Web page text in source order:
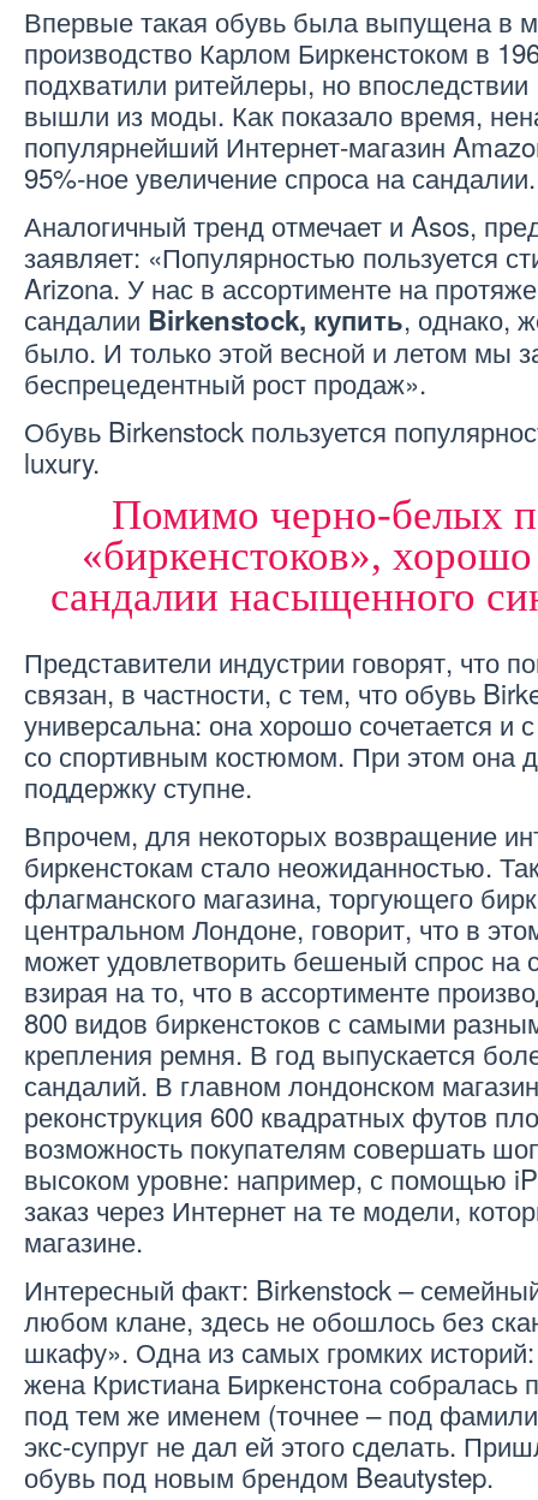
Впервые такая обувь была выпущена в
производство Карлом Биркенстоком в
подхватили ритейлеры, но впоследствии
вышли из моды. Как показало время,
популярнейший Интернет-магазин
95%-ное увеличение спроса на сандалии.
Аналогичный тренд отмечает и Asos,
заявляет: «Популярностью пользуется
Arizona. У нас в ассортименте на
сандалии Birkenstock, купить, однако,
было. И только этой весной и летом мы
беспрецедентный рост продаж».
Обувь Birkenstock пользуется
luxury.
Помимо черно-белых
«биркенстоков»,
сандалии насыщенного
Представители индустрии говорят, что
связан, в частности, с тем, что обувь
универсальна: она хорошо сочетается и
со спортивным костюмом. При этом она
поддержку ступне.
Впрочем, для некоторых возвращение
биркенстокам стало неожиданностью.
флагманского магазина, торгующего
центральном Лондоне, говорит, что в
может удовлетворить бешеный спрос на
взирая на то, что в ассортименте
800 видов биркенстоков с самыми
крепления ремня. В год выпускается
сандалий. В главном лондонском
реконструкция 600 квадратных футов
возможность покупателям совершать
высоком уровне: например, с помощью
заказ через Интернет на те модели,
магазине.
Интересный факт: Birkenstock –
любом клане, здесь не обошлось без
шкафу». Одна из самых громких
жена Кристиана Биркенстона собралась
под тем же именем (точнее – под
экс-супруг не дал ей этого сделать.
обувь под новым брендом Beautystep.